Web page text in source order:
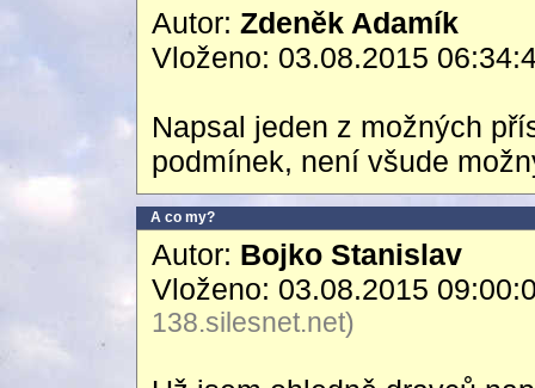
Autor: Zdeněk Adamík
Vloženo: 03.08.2015
Napsal jeden z možných
podmínek, není všude
A co my?
Autor: Bojko Stanislav
Vloženo: 03.08.2015
138.silesnet.net)